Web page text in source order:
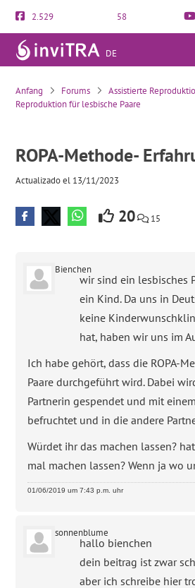
2.529 58
DE
ROPA-Methode-
Anfang Forums Assistierte
Reproduktion für lesbische Paare
ROPA-Methode-
Actualizado el 13/11/2023
20 15
Bienchen
wir sind ein lesbisches
ein Kind. Da uns in
keine
hat, haben wir uns im
Ich habe gehört, dass die ROPA-
Paare durchgeführt wird. Dabei
Partnerin gespendet und mit
befruchtet und in die andere
Würdet ihr das machen lassen?
mal machen lassen? Wenn ja wo
01/06/2019 um 7:43 p.m. uhr
sonnenblume
hallo bienchen
dein beitrag ist zwar
aber ich schreibe hier